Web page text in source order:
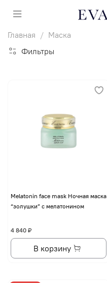
Главная
Маска
Фильтры
Melatonin face mask Ночная маска
“золушки” с мелатонином
4 840 ₽
В корзину